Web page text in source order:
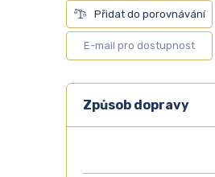
Přidat do porovnávání
Způsob dopravy